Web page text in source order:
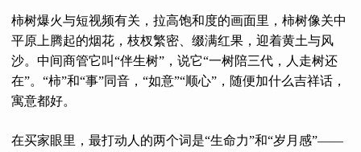
柿树爆火与短视频有关，拉高饱和度的画面里，柿树像关中
平原上腾起的烟花，枝杈繁密、缀满红果，迎着黄土与风
沙。中间商管它叫“伴生树”，说它“一树陪三代，人走树还
在”。“柿”和“事”同音，“如意”“顺心”，随便加什么吉祥话，
寓意都好。
在买家眼里，最打动人的两个词是“生命力”和“岁月感”——